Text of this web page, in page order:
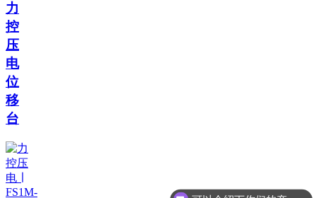
力
控
压
电
位
移
台